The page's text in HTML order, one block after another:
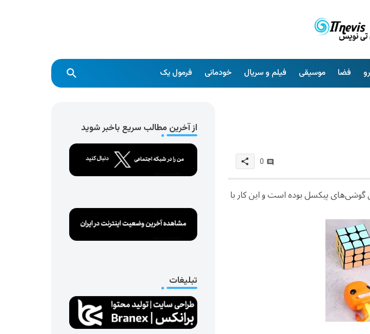
فضا موسیقی فیلم و سریال خودمانی فرمول یک
0
share
برای گوشی‌های پیکسل بوده است و این کار با
از آخرین مطالب سریع باخبر شوید
تبلیغات